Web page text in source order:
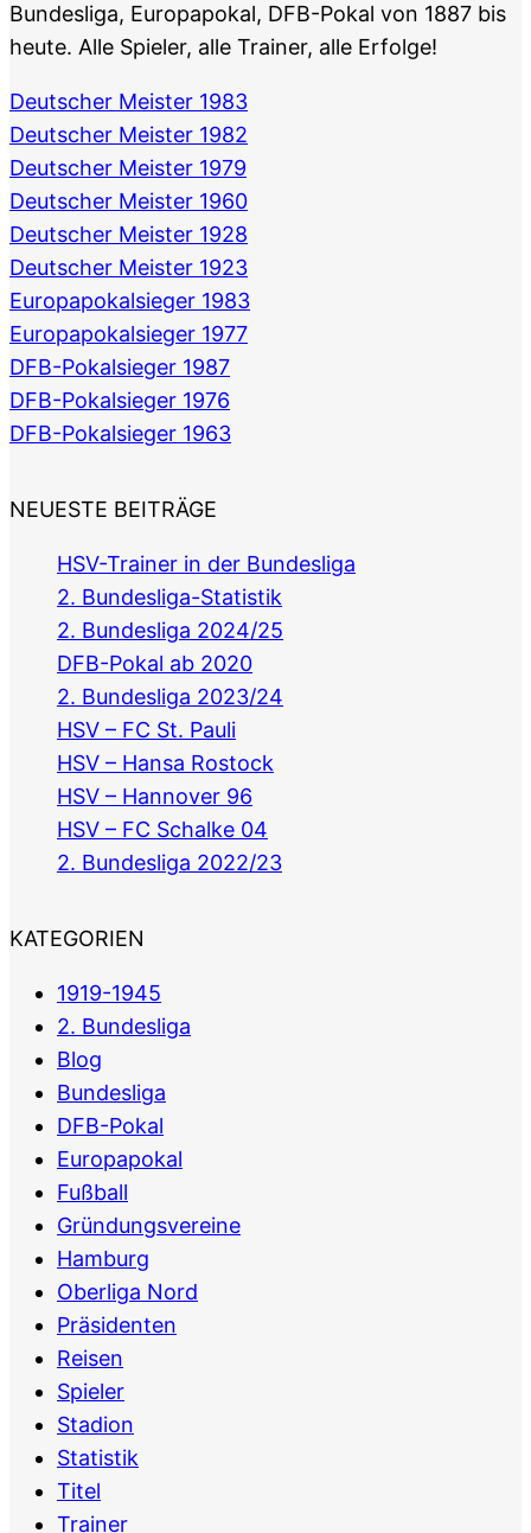
Bundesliga, Europapokal, DFB-Pokal von 1887 bis
heute. Alle Spieler, alle Trainer, alle Erfolge!
Deutscher Meister 1983
Deutscher Meister 1982
Deutscher Meister 1979
Deutscher Meister 1960
Deutscher Meister 1928
Deutscher Meister 1923
Europapokalsieger 1983
Europapokalsieger 1977
DFB-Pokalsieger 1987
DFB-Pokalsieger 1976
DFB-Pokalsieger 1963
NEUESTE BEITRÄGE
HSV-Trainer in der Bundesliga
2. Bundesliga-Statistik
2. Bundesliga 2024/25
DFB-Pokal ab 2020
2. Bundesliga 2023/24
HSV – FC St. Pauli
HSV – Hansa Rostock
HSV – Hannover 96
HSV – FC Schalke 04
2. Bundesliga 2022/23
KATEGORIEN
1919-1945
2. Bundesliga
Blog
Bundesliga
DFB-Pokal
Europapokal
Fußball
Gründungsvereine
Hamburg
Oberliga Nord
Präsidenten
Reisen
Spieler
Stadion
Statistik
Titel
Trainer